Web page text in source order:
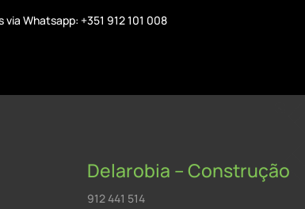
Whatsapp: +351 912 101 008
Delarobia – Construção
912 441 514